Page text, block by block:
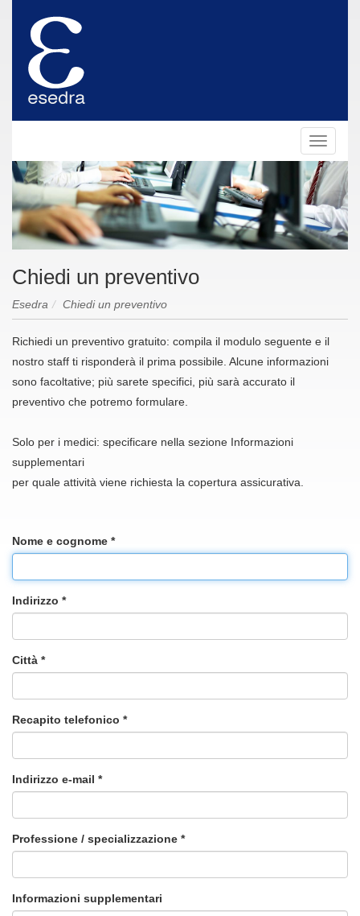
Toggle
Chiedi un preventivo
Esedra Chiedi un preventivo
Richiedi un preventivo gratuito: compila il modulo seguente e il
nostro staff ti risponderà il prima possibile. Alcune informazioni
sono facoltative; più sarete specifici, più sarà accurato il
preventivo che potremo formulare.
Solo per i medici: specificare nella sezione Informazioni
supplementari
per quale attività viene richiesta la copertura assicurativa.
Nome e cognome *
Indirizzo *
Città *
Recapito telefonico *
Indirizzo e-mail *
Professione / specializzazione *
Informazioni supplementari